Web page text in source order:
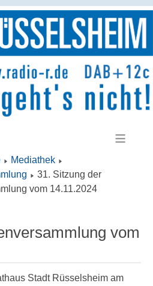
≡
Mediathek
31. Sitzung der
vom 14.11.2024
vom
Stadt Rüsselsheim am